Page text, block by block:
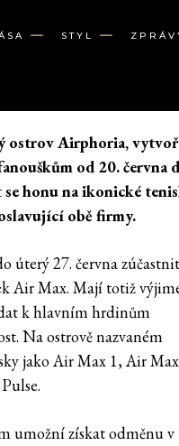
STYL
ostrov Airphoria,
od 20. června
honu na ikonické
obě firmy.
úterý 27. června zúčastnit
Air Max. Mají totiž
k hlavním hrdinům
Na ostrově nazvaném
jako Air Max 1, Air
umožní získat odměnu v